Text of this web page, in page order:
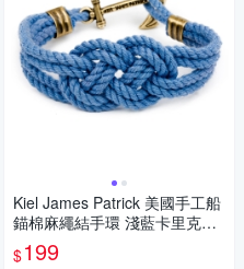
Kiel James Patrick 美國手工船
錨棉麻繩結手環 淺藍卡里克結
編織
$199